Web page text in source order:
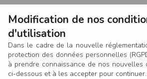
Modification de nos
d'utilisation
Dans le cadre de la nouvelle
protection des données personnelles
à prendre connaissance de nos nouvelles
ci-dessous et à les accepter pour continuer.